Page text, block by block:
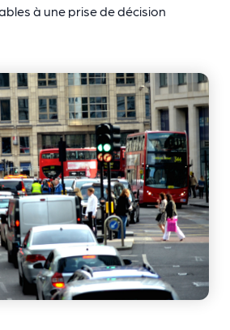
à une prise de décision